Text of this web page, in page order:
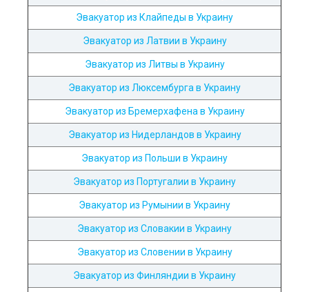
Эвакуатор из Клайпеды в Украину
Эвакуатор из Латвии в Украину
Эвакуатор из Литвы в Украину
Эвакуатор из Люксембурга в Украину
Эвакуатор из Бремерхафена в Украину
Эвакуатор из Нидерландов в Украину
Эвакуатор из Польши в Украину
Эвакуатор из Португалии в Украину
Эвакуатор из Румынии в Украину
Эвакуатор из Словакии в Украину
Эвакуатор из Словении в Украину
Эвакуатор из Финляндии в Украину